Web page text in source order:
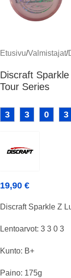
Etusivu/Valmistajat/
Discraft
Tour Series
3 3 0 3
19,90 €
Discraft Sparkle Z
Lentoarvot: 3 3 0 3
Kunto: B+
Paino: 175g